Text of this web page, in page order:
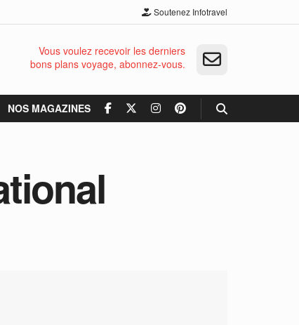
Soutenez Infotravel
Vous voulez recevoir les derniers
bons plans voyage, abonnez-vous.
NOS MAGAZINES